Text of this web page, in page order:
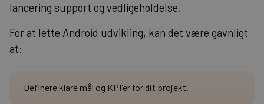
lancering support og vedligeholdelse.
For at lette Android udvikling, kan det være gavnligt
at:
Definere klare mål og KPI'er for dit projekt.